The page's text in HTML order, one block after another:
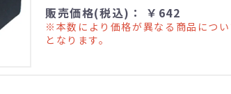
販売価格(税込)： ￥642
※本数により価格が異なる商品につ
となります。